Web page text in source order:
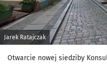
Jarek Ratajczak
Otwarcie nowej siedziby